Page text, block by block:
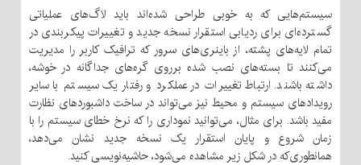
سیستم‌هایی که به خوبی طراحی شده‌اند باید لاگ‌های عملیاتی
گسترده‌ای برای ردیابی استقرار نسخه جدید و تغییرات پیکربندی در
تمام لایه‌های پشته، از باینری‌های سرور که ترافیک کاربر را مدیریت
می‌کنند تا بسته‌های نصب شده برروی گره‌های جداگانه در خوشه،
داشته باشند. ارتباط تغییرات در عملکرد و رفتار یک سیستم با سایر
رویدادهای سیستم و محیط نیز می‌تواند در ساخت داشبوردهای نظارت
مفید باشد. برای مثال، می‌توانید نموداری را که نرخ خطای سیستم را با
زمان شروع و پایان استقرار یک نسخه جدید نشان می‌دهد،
همانطوری‌که در شکل زیر مشاهده می‌شود، حاشیه‌نویسی کنید.